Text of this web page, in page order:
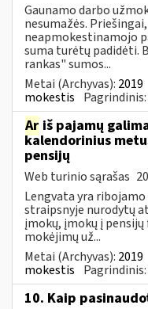
Gaunamo darbo
nesumažės.
neapmokestinamojo
suma turėtų padidėti.
rankas" sumos...
Metai (Archyvas): 2019
mokestis Pagrindinis:
Ar iš pajamų
kalendorinius
pensijų
Web turinio sąrašas
Lengvata yra ribojamo
straipsnyje nurodytų
įmokų, įmokų į pensijų
mokėjimų už...
Metai (Archyvas): 2019
mokestis Pagrindinis:
10. Kaip